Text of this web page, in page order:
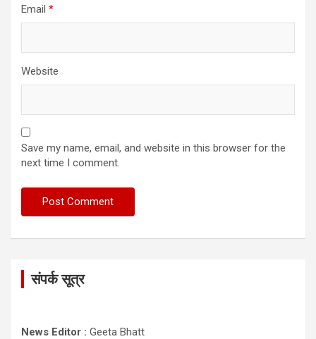
Email *
Website
Save my name, email, and website in this browser for the
next time I comment.
संपर्क सूत्र
News Editor : Geeta Bhatt